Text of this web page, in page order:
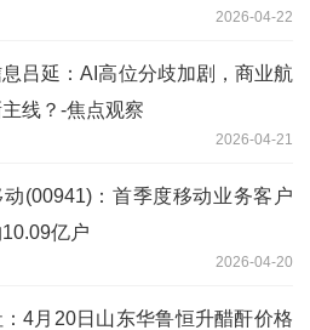
2026-04-22
吕延：AI高位分歧加剧，商业航
线？-焦点观察
2026-04-21
动(00941)：首季度移动业务客户
亿户
2026-04-20
4月20日山东华鲁恒升醋酐价格